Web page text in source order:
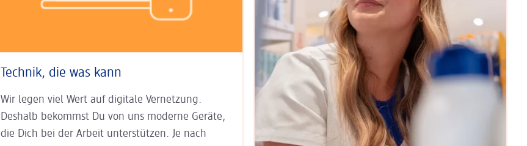
Technik, die was kann
Wir legen viel Wert auf digitale Ver­netzung.
Deshalb bekommst Du von uns moderne Geräte,
die Dich bei der Arbeit unter­stützen. Je nach